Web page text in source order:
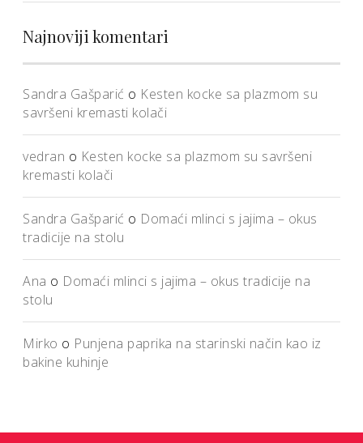
Najnoviji komentari
Sandra Gašparić o Kesten kocke sa plazmom su
savršeni kremasti kolači
vedran o Kesten kocke sa plazmom su savršeni
kremasti kolači
Sandra Gašparić o Domaći mlinci s jajima – okus
tradicije na stolu
Ana o Domaći mlinci s jajima – okus tradicije na
stolu
Mirko o Punjena paprika na starinski način kao iz
bakine kuhinje